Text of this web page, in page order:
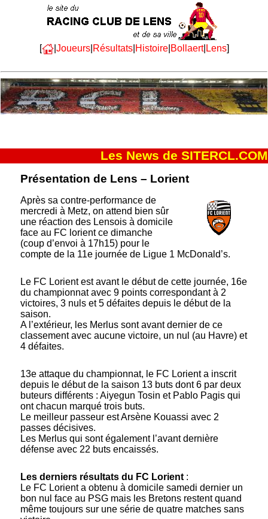
[ | Joueurs| Résultats| Histoire| Bollaert| Lens]
Les News de SITERCL.COM
Présentation de Lens – Lorient
Après sa contre-performance de
mercredi à Metz, on attend bien sûr
une réaction des Lensois à domicile
face au FC lorient ce dimanche
(coup d’envoi à 17h15) pour le
compte de la 11e journée de Ligue 1 McDonald’s.
Le FC Lorient est avant le début de cette journée, 16e
du championnat avec 9 points correspondant à 2
victoires, 3 nuls et 5 défaites depuis le début de la
saison.
A l’extérieur, les Merlus sont avant dernier de ce
classement avec aucune victoire, un nul (au Havre) et
4 défaites.
13e attaque du championnat, le FC Lorient a inscrit
depuis le début de la saison 13 buts dont 6 par deux
buteurs différents : Aiyegun Tosin et Pablo Pagis qui
ont chacun marqué trois buts.
Le meilleur passeur est Arsène Kouassi avec 2
passes décisives.
Les Merlus qui sont également l’avant dernière
défense avec 22 buts encaissés.
Les derniers résultats du FC Lorient :
Le FC Lorient a obtenu à domicile samedi dernier un
bon nul face au PSG mais les Bretons restent quand
même toujours sur une série de quatre matches sans